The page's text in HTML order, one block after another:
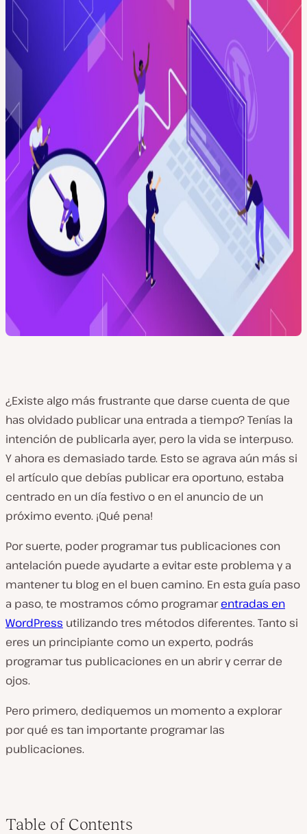
¿Existe algo más frustrante que darse cuenta de que
has olvidado publicar una entrada a tiempo? Tenías la
intención de publicarla ayer, pero la vida se interpuso.
Y ahora es demasiado tarde. Esto se agrava aún más si
el artículo que debías publicar era oportuno, estaba
centrado en un día festivo o en el anuncio de un
próximo evento. ¡Qué pena!
Por suerte, poder programar tus publicaciones con
antelación puede ayudarte a evitar este problema y a
mantener tu blog en el buen camino. En esta guía paso
a paso, te mostramos cómo programarentradas en
WordPress utilizando tres métodos diferentes. Tanto si
eres un principiante como un experto, podrás
programar tus publicaciones en un abrir y cerrar de
ojos.
Pero primero, dediquemos un momento a explorar
por qué es tan importante programar las
publicaciones.
Table of Contents